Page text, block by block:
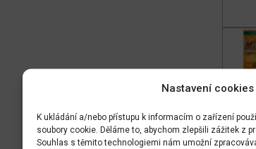
Nastavení cookies
K ukládání a/nebo přístupu k informacím o zařízení
soubory cookie. Děláme to, abychom zlepšili zážitek z
Souhlas s těmito technologiemi nám umožní